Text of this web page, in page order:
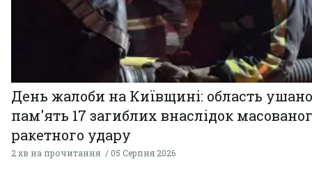
День жалоби на Київщині: область
пам'ять 17 загиблих внаслідок
ракетного удару
2 хв на прочитання 05 Серпня 2026